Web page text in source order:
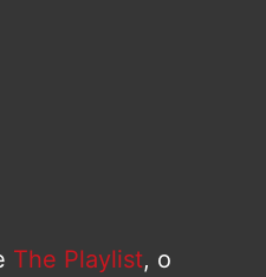
The Playlist, o